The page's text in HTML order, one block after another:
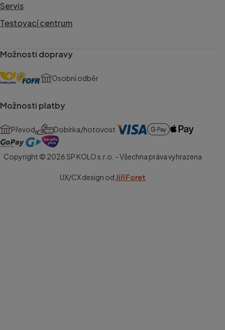
Servis
Testovací centrum
Možnosti dopravy
Osobní odběr
Možnosti platby
Převod Dobírka/hotovost
Copyright © 2026 SP KOLO s.r.o. - Všechna práva vyhrazena
UX/CX design od Jiří Foret